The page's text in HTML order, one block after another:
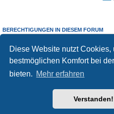
Diese Website nutzt Cookies,
bestmöglichen Komfort bei
bieten. Mehr erfahren
Verstanden!
BERECHTIGUNGEN IN DIESEM FORUM
Du darfst
keine Antworten zu Themen in
Du darfst deine Beiträge in diesem Forum
Du darfst deine Beiträge in diesem Forum nicht
keine
Powered byphpBB® Forum